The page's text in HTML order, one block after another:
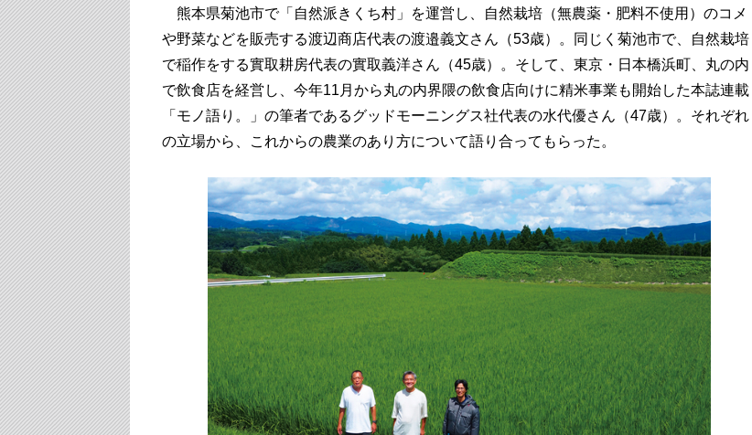
熊本県菊池市で「自然派きくち村」を運営し、自然栽培（無農薬・肥料不使用）のコメ
や野菜などを販売する渡辺商店代表の渡邉義文さん（53歳）。同じく菊池市で、自然栽培
で稲作をする實取耕房代表の實取義洋さん（45歳）。そして、東京・日本橋浜町、丸の内
で飲食店を経営し、今年11月から丸の内界隈の飲食店向けに精米事業も開始した本誌連載
「モノ語り。」の筆者であるグッドモーニングス社代表の水代優さん（47歳）。それぞれ
の立場から、これからの農業のあり方について語り合ってもらった。